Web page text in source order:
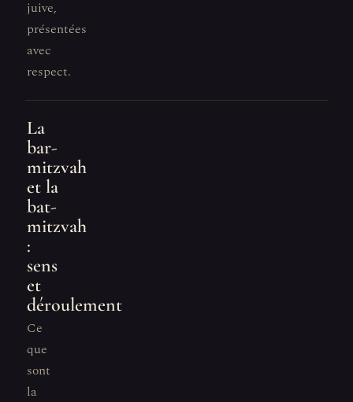
juive,
présentées
avec
respect.
La
bar-
mitzvah
et la
bat-
mitzvah
:
sens
et
déroulement
Ce
que
sont
la